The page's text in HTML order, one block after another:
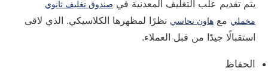
يتم تقديم علب التغليف المعدنية في صندوق تغليف ثانوي
مخملي مع هاون نحاسي نظرًا لمظهرها الكلاسيكي. الذي لاقى
استقبالًا جيدًا من قبل العملاء.
الحفاظ